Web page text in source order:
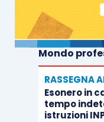
Mondo
RASSEGNA
Esonero in
tempo
istruzioni